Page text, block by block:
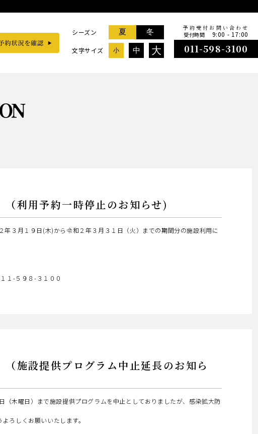
シーズン 夏 冬
文字サイズ 小 中 大
予約受付お問い合わせ
受付時間
9:00 - 17:00
011-598-3100
予約一時停止のお知らせ)
３月１９日(木)から令和２年３月３１日（火）までの期間分の施設利用に
１-５９８-３１００
供プログラム中止延長のお知ら
木曜日）まで施設提供プログラムを中止としておりましたが、感染拡大防
ろしくお願いいたします。